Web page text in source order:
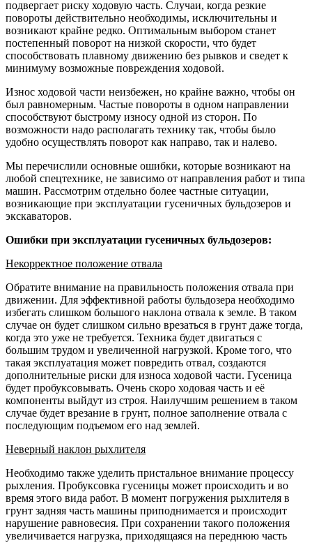
подвергает риску ходовую часть. Случаи, когда резкие
повороты действительно необходимы, исключительны и
возникают крайне редко. Оптимальным выбором станет
постепенный поворот на низкой скорости, что будет
способствовать плавному движению без рывков и сведет к
минимуму возможные повреждения ходовой.
Износ ходовой части неизбежен, но крайне важно, чтобы он
был равномерным. Частые повороты в одном направлении
способствуют быстрому износу одной из сторон. По
возможности надо располагать технику так, чтобы было
удобно осуществлять поворот как направо, так и налево.
Мы перечислили основные ошибки, которые возникают на
любой спецтехнике, не зависимо от направления работ и типа
машин. Рассмотрим отдельно более частные ситуации,
возникающие при эксплуатации гусеничных бульдозеров и
экскаваторов.
Ошибки при эксплуатации гусеничных бульдозеров:
Некорректное положение отвала
Обратите внимание на правильность положения отвала при
движении. Для эффективной работы бульдозера необходимо
избегать слишком большого наклона отвала к земле. В таком
случае он будет слишком сильно врезаться в грунт даже тогда,
когда это уже не требуется. Техника будет двигаться с
большим трудом и увеличенной нагрузкой. Кроме того, что
такая эксплуатация может повредить отвал, создаются
дополнительные риски для износа ходовой части. Гусеница
будет пробуксовывать. Очень скоро ходовая часть и её
компоненты выйдут из строя. Наилучшим решением в таком
случае будет врезание в грунт, полное заполнение отвала с
последующим подъемом его над землей.
Неверный наклон рыхлителя
Необходимо также уделить пристальное внимание процессу
рыхления. Пробуксовка гусеницы может происходить и во
время этого вида работ. В момент погружения рыхлителя в
грунт задняя часть машины приподнимается и происходит
нарушение равновесия. При сохранении такого положения
увеличивается нагрузка, приходящаяся на переднюю часть